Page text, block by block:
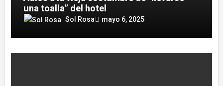
una toalla” del hotel
Sol Rosa mayo 6, 2025